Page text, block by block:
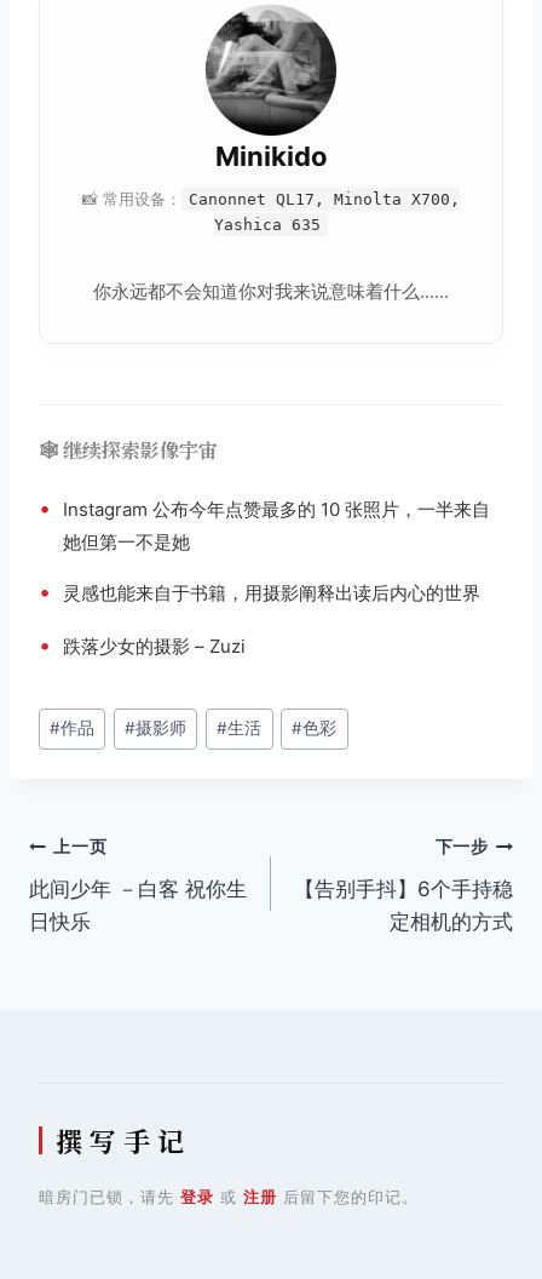
Minikido
📸 常用设备：
Canonnet QL17, Minolta X700,
Yashica 635
你永远都不会知道你对我来说意味着什么......
🕸️ 继续探索影像宇宙
•
Instagram 公布今年点赞最多的 10 张照片，一半来自
她但第一不是她
• 灵感也能来自于书籍，用摄影阐释出读后内心的世界
• 跌落少女的摄影 – Zuzi
文
章
#作品 #摄影师 #生活 #色彩
文
章
上一页
此间少年 －白客 祝你生
日快乐
下一步
【告别手抖】6个手持稳
定相机的方式
撰 写 手 记
暗房门已锁，请先 登录 或 注册 后留下您的印记。